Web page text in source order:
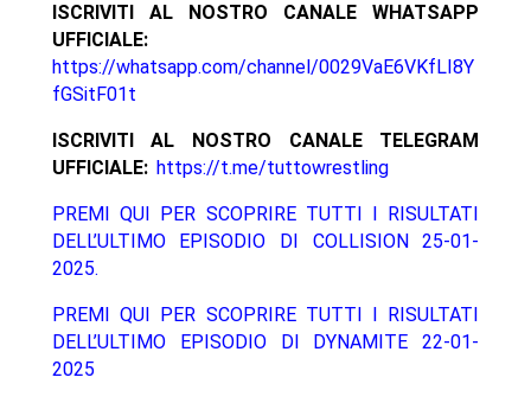
ISCRIVITI AL NOSTRO CANALE WHATSAPP
UFFICIALE:
https://whatsapp.com/channel/0029VaE6VKfLI8Y
fGSitF01t
ISCRIVITI AL NOSTRO CANALE TELEGRAM
UFFICIALE: https://t.me/tuttowrestling
PREMI QUI PER SCOPRIRE TUTTI I RISULTATI
DELL’ULTIMO EPISODIO DI COLLISION 25-01-
2025.
PREMI QUI PER SCOPRIRE TUTTI I RISULTATI
DELL’ULTIMO EPISODIO DI DYNAMITE 22-01-
2025